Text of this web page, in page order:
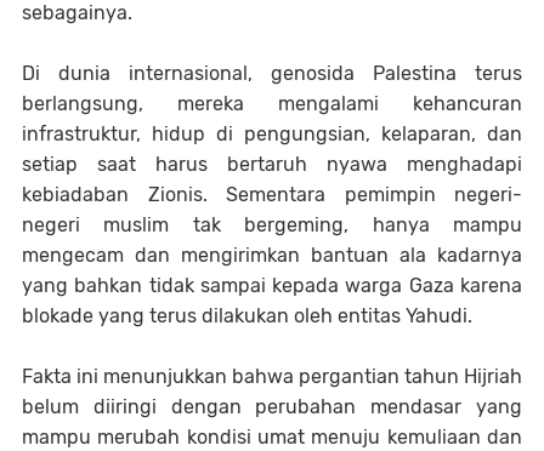
sebagainya.
Di dunia internasional, genosida Palestina terus
berlangsung, mereka mengalami kehancuran
infrastruktur, hidup di pengungsian, kelaparan, dan
setiap saat harus bertaruh nyawa menghadapi
kebiadaban Zionis. Sementara pemimpin negeri-
negeri muslim tak bergeming, hanya mampu
mengecam dan mengirimkan bantuan ala kadarnya
yang bahkan tidak sampai kepada warga Gaza karena
blokade yang terus dilakukan oleh entitas Yahudi.
Fakta ini menunjukkan bahwa pergantian tahun Hijriah
belum diiringi dengan perubahan mendasar yang
mampu merubah kondisi umat menuju kemuliaan dan